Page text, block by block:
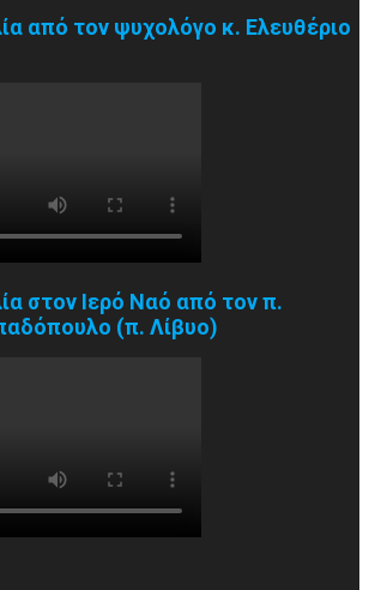
από τον ψυχολόγο κ. Ελευθέριο
στον Ιερό Ναό από τον π.
(π. Λίβυο)